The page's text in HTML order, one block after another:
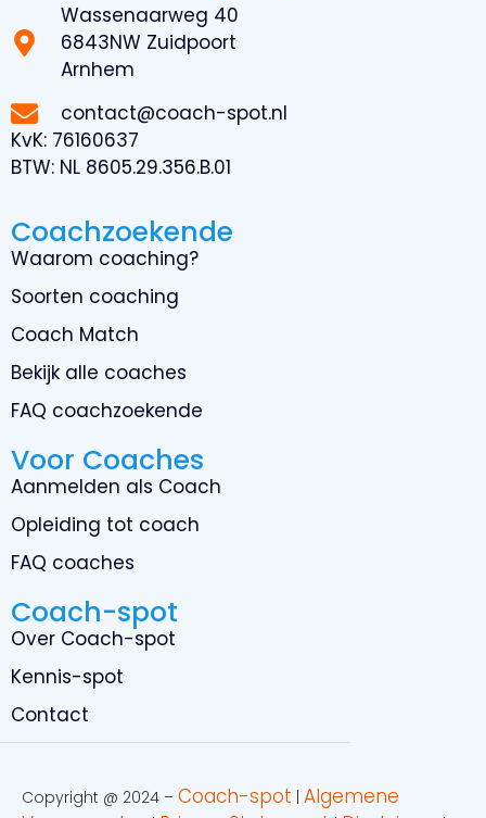
Wassenaarweg 40
6843NW Zuidpoort
Arnhem
contact@coach-spot.nl
KvK: 76160637
BTW: NL 8605.29.356.B.01
Coachzoekende
Waarom coaching?
Soorten coaching
Coach Match
Bekijk alle coaches
FAQ coachzoekende
Voor Coaches
Aanmelden als Coach
Opleiding tot coach
FAQ coaches
Coach-spot
Over Coach-spot
Kennis-spot
Contact
Copyright @ 2024 – Coach-spot Algemene